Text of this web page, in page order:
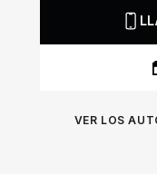
VER LOS